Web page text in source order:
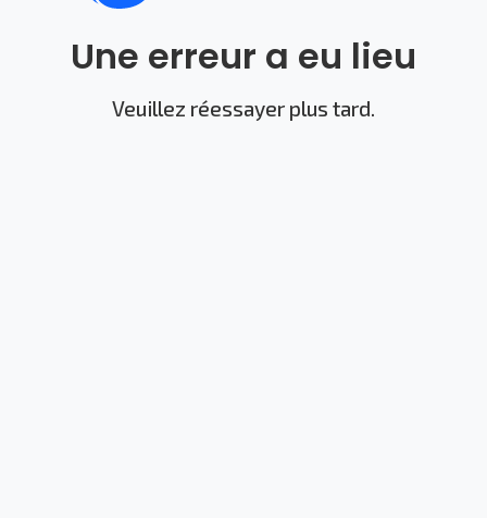
Une erreur a eu lieu
Veuillez réessayer plus tard.